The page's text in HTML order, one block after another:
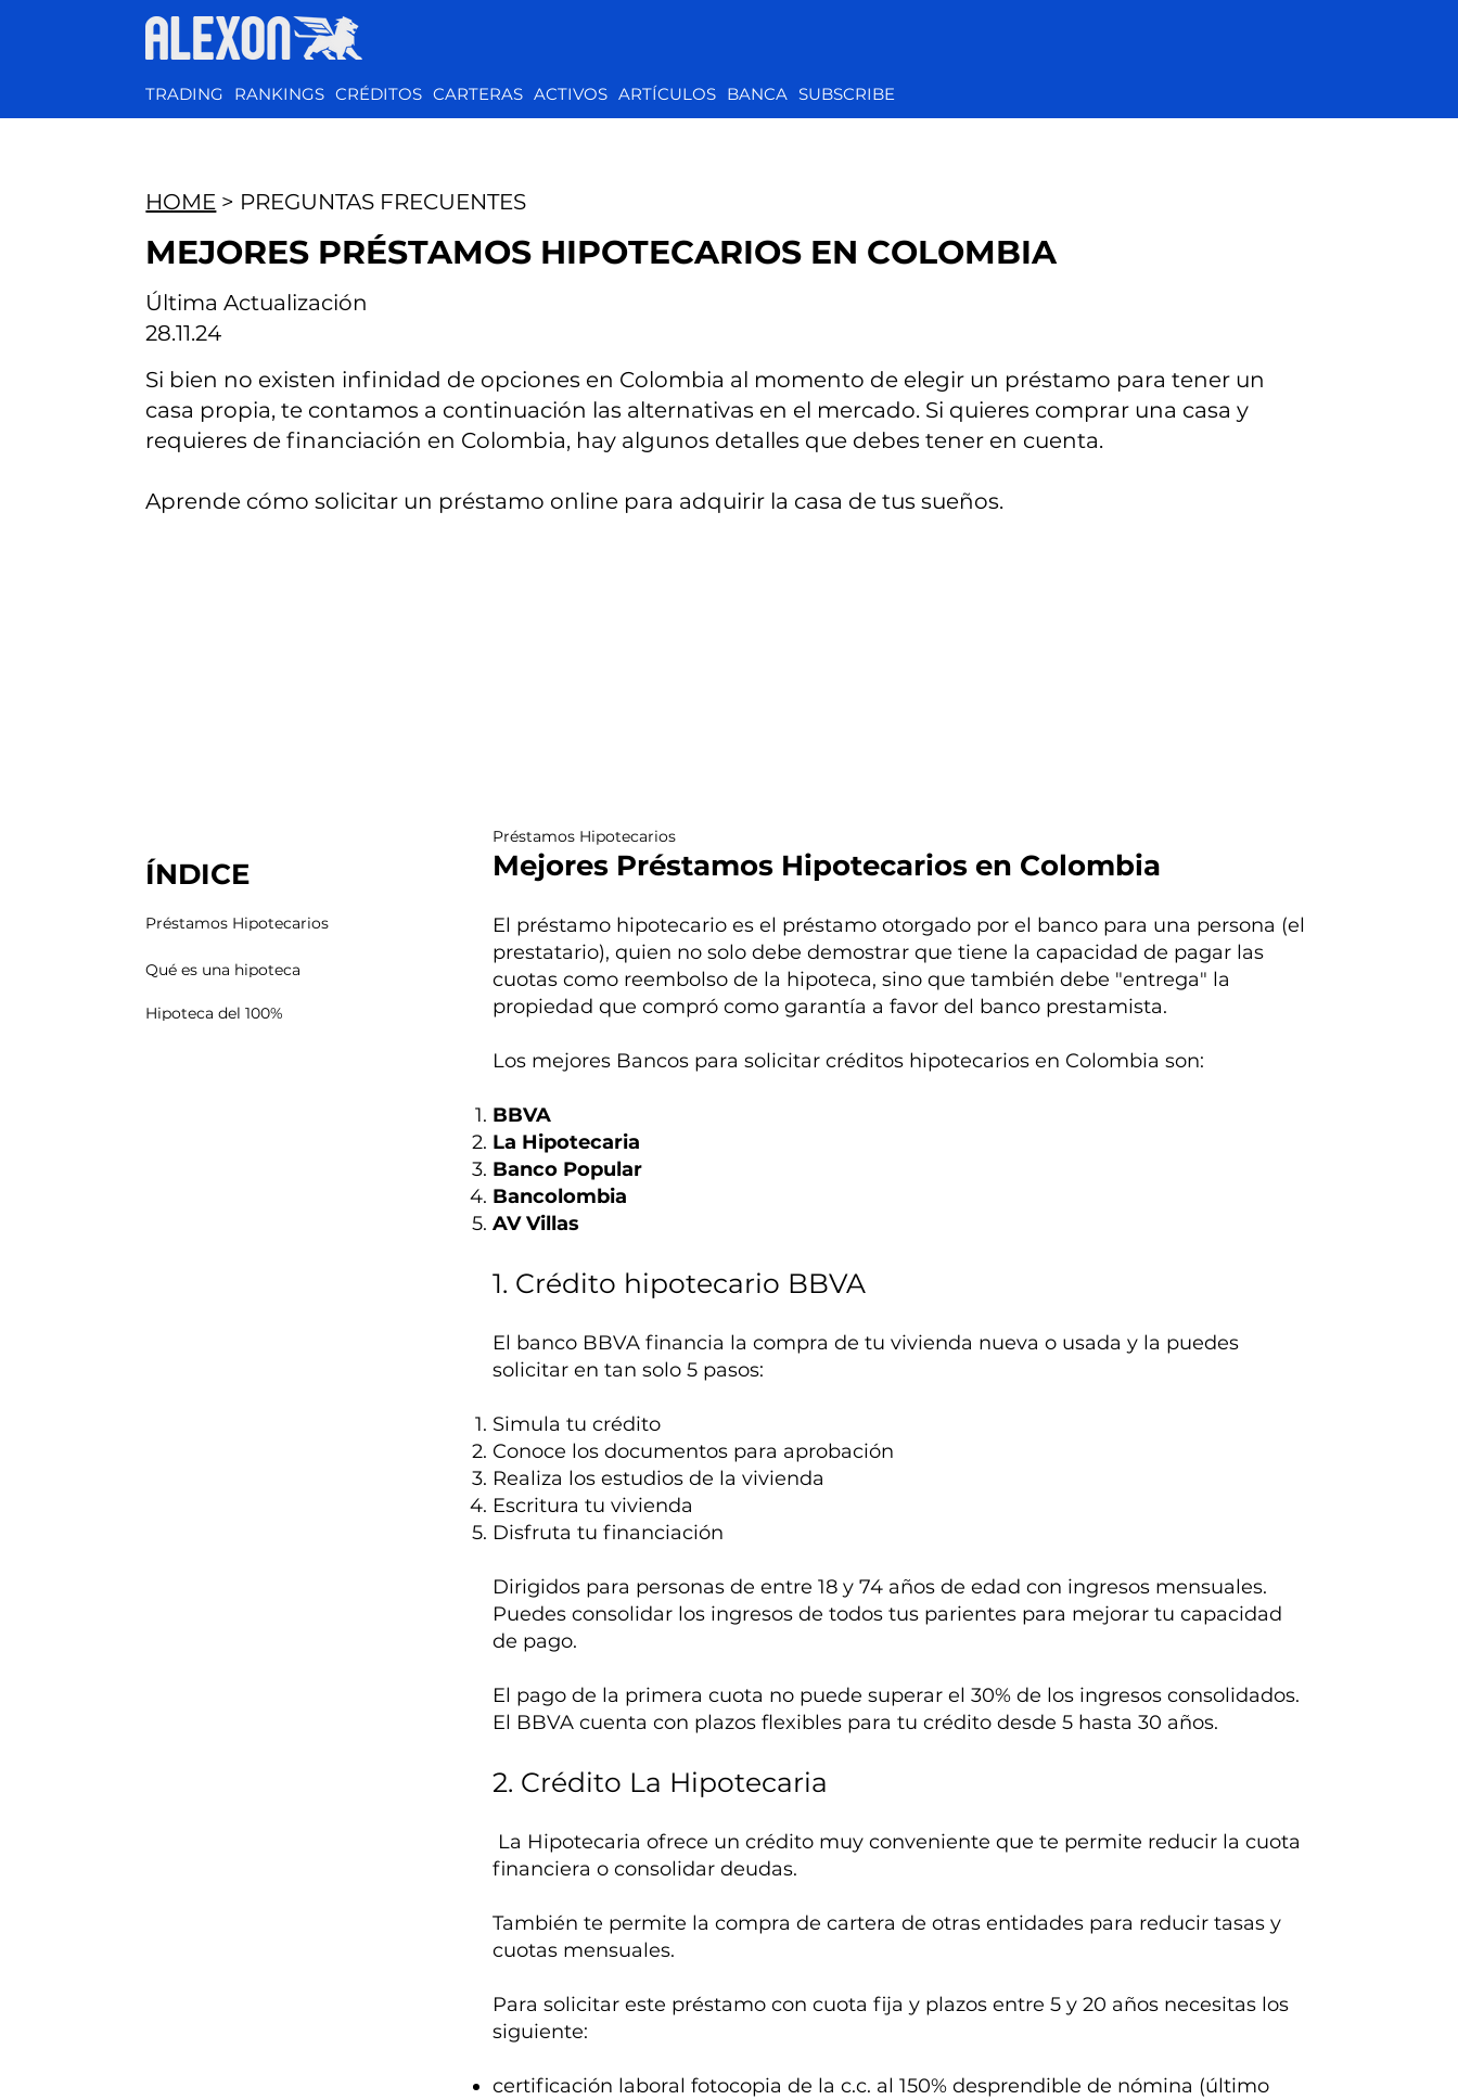
TRADING RANKINGS CRÉDITOS CARTERAS ACTIVOS ARTÍCULOS BANCA SUBSCRIBE
Préstamos Hipotecarios
Mejores Préstamos Hipotecarios en Colombia
El préstamo hipotecario es el préstamo otorgado por el banco para una persona (el
prestatario), quien no solo debe demostrar que tiene la capacidad de pagar las
cuotas como reembolso de la hipoteca, sino que también debe "entrega" la
propiedad que compró como garantía a favor del banco prestamista.
Los mejores Bancos para solicitar créditos hipotecarios en Colombia son:
BBVA
La Hipotecaria
Banco Popular
Bancolombia
AV Villas
1. Crédito hipotecario BBVA
El banco BBVA financia la compra de tu vivienda nueva o usada y la puedes
solicitar en tan solo 5 pasos:
Simula tu crédito
Conoce los documentos para aprobación
Realiza los estudios de la vivienda
Escritura tu vivienda
Disfruta tu financiación
Dirigidos para personas de entre 18 y 74 años de edad con ingresos mensuales.
Puedes consolidar los ingresos de todos tus parientes para mejorar tu capacidad
de pago.
El pago de la primera cuota no puede superar el 30% de los ingresos consolidados.
El BBVA cuenta con plazos flexibles para tu crédito desde 5 hasta 30 años.
2. Crédito La Hipotecaria
La Hipotecaria ofrece un crédito muy conveniente que te permite reducir la cuota
financiera o consolidar deudas.
También te permite la compra de cartera de otras entidades para reducir tasas y
cuotas mensuales.
Para solicitar este préstamo con cuota fija y plazos entre 5 y 20 años necesitas los
siguiente:
certificación laboral fotocopia de la c.c. al 150% desprendible de nómina (último
ÍNDICE
Préstamos Hipotecarios
Qué es una hipoteca
Hipoteca del 100%
Última Actualización
28.11.24
HOME > PREGUNTAS FRECUENTES
MEJORES PRÉSTAMOS HIPOTECARIOS EN COLOMBIA
Si bien no existen infinidad de opciones en Colombia al momento de elegir un préstamo para tener un
casa propia, te contamos a continuación las alternativas en el mercado. Si quieres comprar una casa y
requieres de financiación en Colombia, hay algunos detalles que debes tener en cuenta.
Aprende cómo solicitar un préstamo online para adquirir la casa de tus sueños.